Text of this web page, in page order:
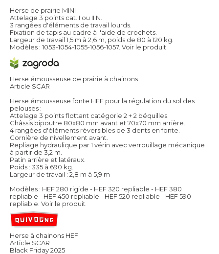
Herse de prairie MINI :
Attelage 3 points cat. I ou II N.
3 rangées d'éléments de travail lourds.
Fixation de tapis au cadre à l'aide de crochets.
Largeur de travail 1,5 m à 2,6 m, poids de 80 à 120 kg.
Modèles : 1053-1054-1055-1056-1057. Voir le produit
Herse émousseuse de prairie à chainons
Article SCAR
Herse émousseuse fonte HEF pour la régulation du sol des
pelouses :
Attelage 3 points flottant catégorie 2 + 2 béquilles.
Châssis bipoutre 80x80 mm avant et 70x70 mm arrière.
4 rangées d'éléments réversibles de 3 dents en fonte.
Cornière de nivellement avant.
Repliage hydraulique par 1 vérin avec verrouillage mécanique
à partir de 3,2 m.
Patin arrière et latéraux.
Poids : 335 à 690 kg.
Largeur de travail : 2,8 m à 5,9 m
Modèles : HEF 280 rigide - HEF 320 repliable - HEF 380
repliable - HEF 450 repliable - HEF 520 repliable - HEF 590
repliable. Voir le produit
Herse à chainons HEF
Article SCAR
Black Friday 2025